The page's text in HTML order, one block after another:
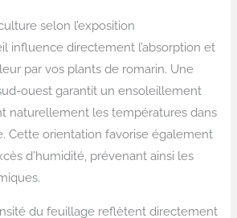
selon l’exposition
influence directement l’absorption et
par vos plants de romarin. Une
ouest garantit un ensoleillement
naturellement les températures dans
Cette orientation favorise également
d’humidité, prévenant ainsi les
du feuillage reflètent directement